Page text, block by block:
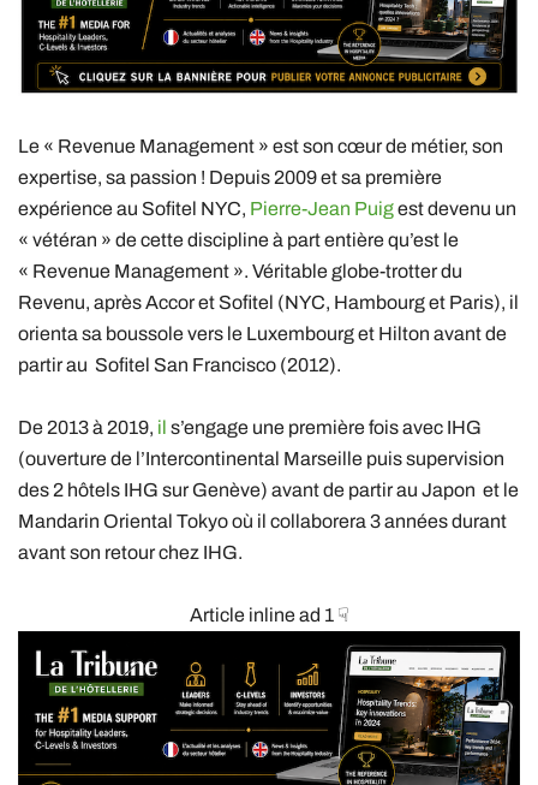
Le « Revenue Management » est son cœur de métier, son
expertise, sa passion ! Depuis 2009 et sa première
expérience au Sofitel NYC, Pierre-Jean Puigest devenu un
« vétéran » de cette discipline à part entière qu’est le
« Revenue Management ». Véritable globe-trotter du
Revenu, après Accor et Sofitel (NYC, Hambourg et Paris), il
orienta sa boussole vers le Luxembourg et Hilton avant de
partir au Sofitel San Francisco (2012).
De 2013 à 2019, il s’engage une première fois avec IHG
(ouverture de l’Intercontinental Marseille puis supervision
des 2 hôtels IHG sur Genève) avant de partir au Japon et le
Mandarin Oriental Tokyo où il collaborera 3 années durant
avant son retour chez IHG.
Article inline ad 1 ☟